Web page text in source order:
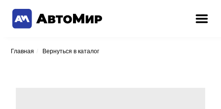
Главная / Вернуться в каталог